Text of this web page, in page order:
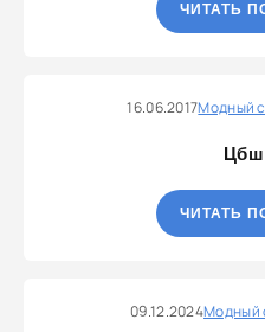
ЧИТАТЬ
16.06.2017Модный
ЧИТАТЬ
09.12.2024Модный